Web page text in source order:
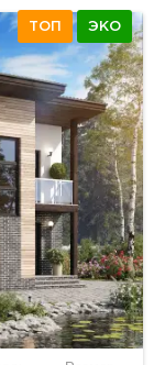
ТОП ЭКО